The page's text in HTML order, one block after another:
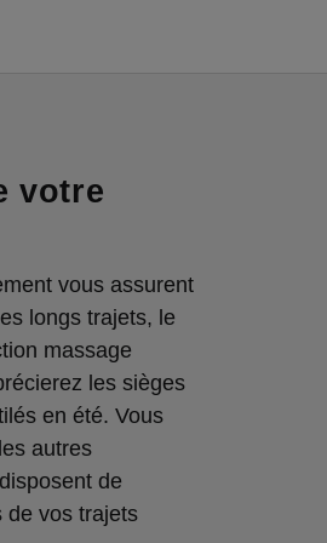
votre
vous assurent
longs trajets, le
massage
les sièges
en été. Vous
autres
de
de vos trajets